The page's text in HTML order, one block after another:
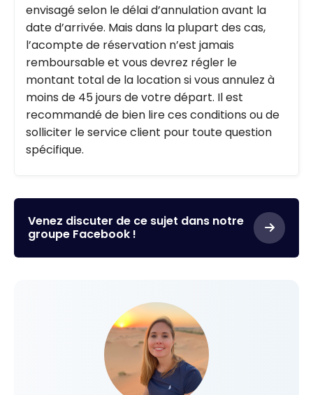
envisagé selon le délai d’annulation avant la
date d’arrivée. Mais dans la plupart des cas,
l’acompte de réservation n’est jamais
remboursable et vous devrez régler le
montant total de la location si vous annulez à
moins de 45 jours de votre départ. Il est
recommandé de bien lire ces conditions ou de
solliciter le service client pour toute question
spécifique.
Venez discuter de ce sujet dans notre
groupe Facebook !